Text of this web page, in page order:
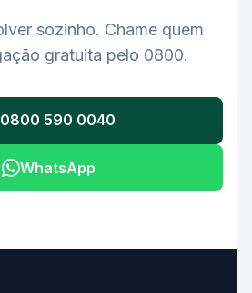
sozinho. Chame quem
gratuita pelo 0800.
0800 590 0040
WhatsApp